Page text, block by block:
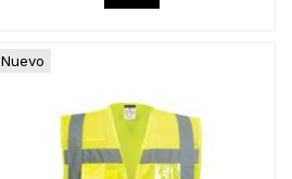
Nuevo